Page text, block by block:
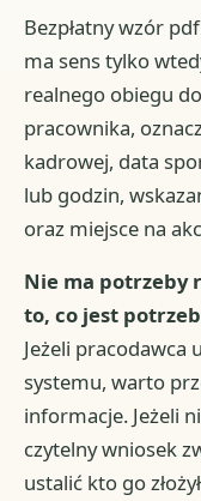
Bezpłatny wzór
ma sens tylko
realnego obiegu
pracownika,
kadrowej, data
lub godzin,
oraz miejsce na
Nie ma potrzeby
to, co jest
Jeżeli pracodawca
systemu, warto
informacje. Jeżeli
czytelny wniosek
ustalić kto go